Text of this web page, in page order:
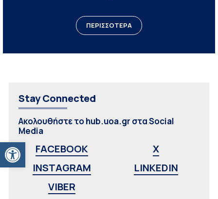
Ανοίξτε τη γραμμή εργαλείων
ΠΕΡΙΣΣΟΤΕΡΑ
Stay Connected
Ακολουθήστε το hub.uoa.gr στα Social
Media
FACEBOOK
X
INSTAGRAM
LINKEDIN
VIBER